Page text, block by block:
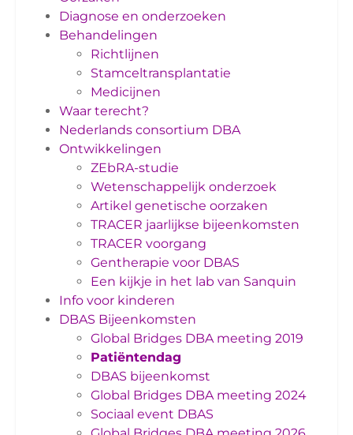
Diagnose en onderzoeken
Behandelingen
Richtlijnen
Stamceltransplantatie
Medicijnen
Waar terecht?
Nederlands consortium DBA
Ontwikkelingen
ZEbRA-studie
Wetenschappelijk onderzoek
Artikel genetische oorzaken
TRACER jaarlijkse bijeenkomsten
TRACER voorgang
Gentherapie voor DBAS
Een kijkje in het lab van Sanquin
Info voor kinderen
DBAS Bijeenkomsten
Global Bridges DBA meeting 2019
Patiëntendag
DBAS bijeenkomst
Global Bridges DBA meeting 2024
Sociaal event DBAS